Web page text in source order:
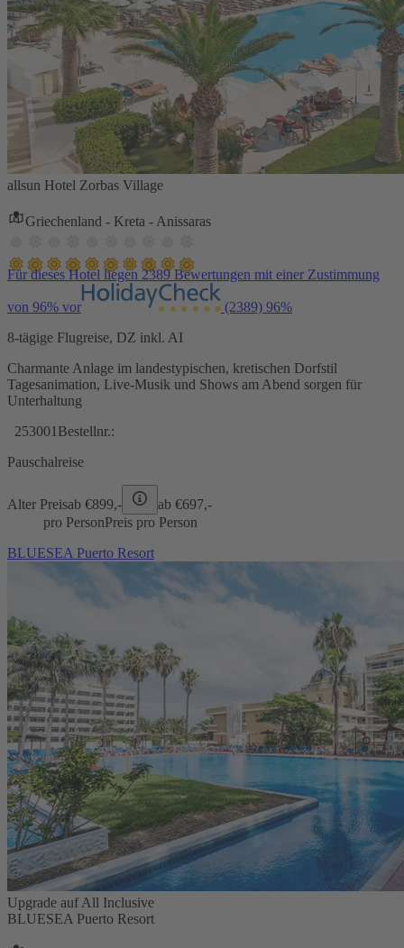
allsun Hotel Zorbas Village
Griechenland - Kreta - Anissaras
Für dieses Hotel liegen 2389 Bewertungen mit einer Zustimmung
von 96% vor (2389) 96%
8-tägige Flugreise, DZ inkl. AI
Charmante Anlage im landestypischen, kretischen Dorfstil
Tagesanimation, Live-Musik und Shows am Abend sorgen für
Unterhaltung
253001 Bestellnr.:
Pauschalreise
Alter Preisab €899,- ab €697,-
pro PersonPreis pro Person
BLUESEA Puerto Resort
Upgrade auf All Inclusive
BLUESEA Puerto Resort